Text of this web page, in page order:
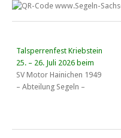
Talsperrenfest Kriebstein
25. – 26. Juli 2026 beim
SV Motor Hainichen 1949
– Abteilung Segeln –